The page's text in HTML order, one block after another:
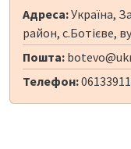
Адреса:Україна,
район, с.Ботієве,
Пошта:
Телефон: